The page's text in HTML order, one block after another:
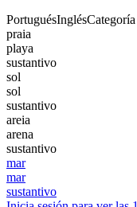
PortuguésInglés
praia
playa
sustantivo
sol
sol
sustantivo
areia
arena
sustantivo
mar
mar
sustantivo